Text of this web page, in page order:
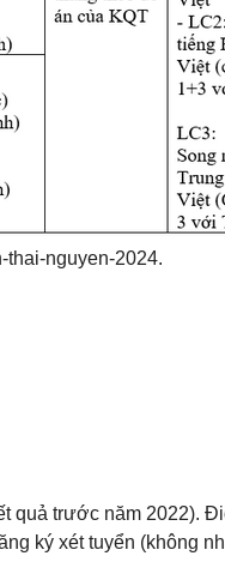
thai-nguyen-2024.
quả trước năm 2022).
ký xét tuyển (không